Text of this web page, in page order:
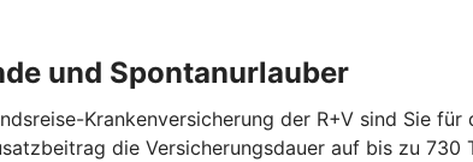
und Spontanurlauber
Krankenversicherung der R+V sind Sie
die Versicherungsdauer auf bis zu 730